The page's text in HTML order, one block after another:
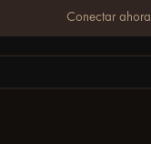
Conectar ahora